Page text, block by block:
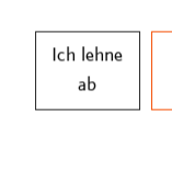
Ich lehne
ab